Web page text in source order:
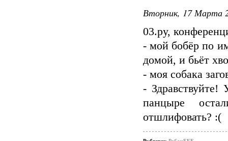
Вторник, 17 Марта
03.ру,
- мой бобёр по
домой, и бьёт
- моя собака
-
панцыре
отшлифовать? :(